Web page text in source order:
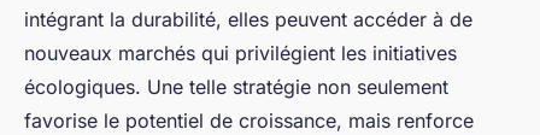
intégrant la durabilité, elles peuvent accéder à de
nouveaux marchés qui privilégient les initiatives
écologiques. Une telle stratégie non seulement
favorise le potentiel de croissance, mais renforce